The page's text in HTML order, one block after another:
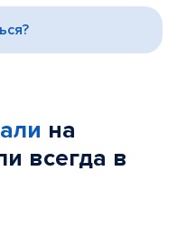
на
всегда в